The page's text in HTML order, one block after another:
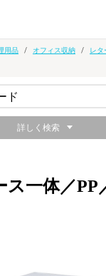
用品 オフィス収納 レタ
一体／PP
詳しく検索